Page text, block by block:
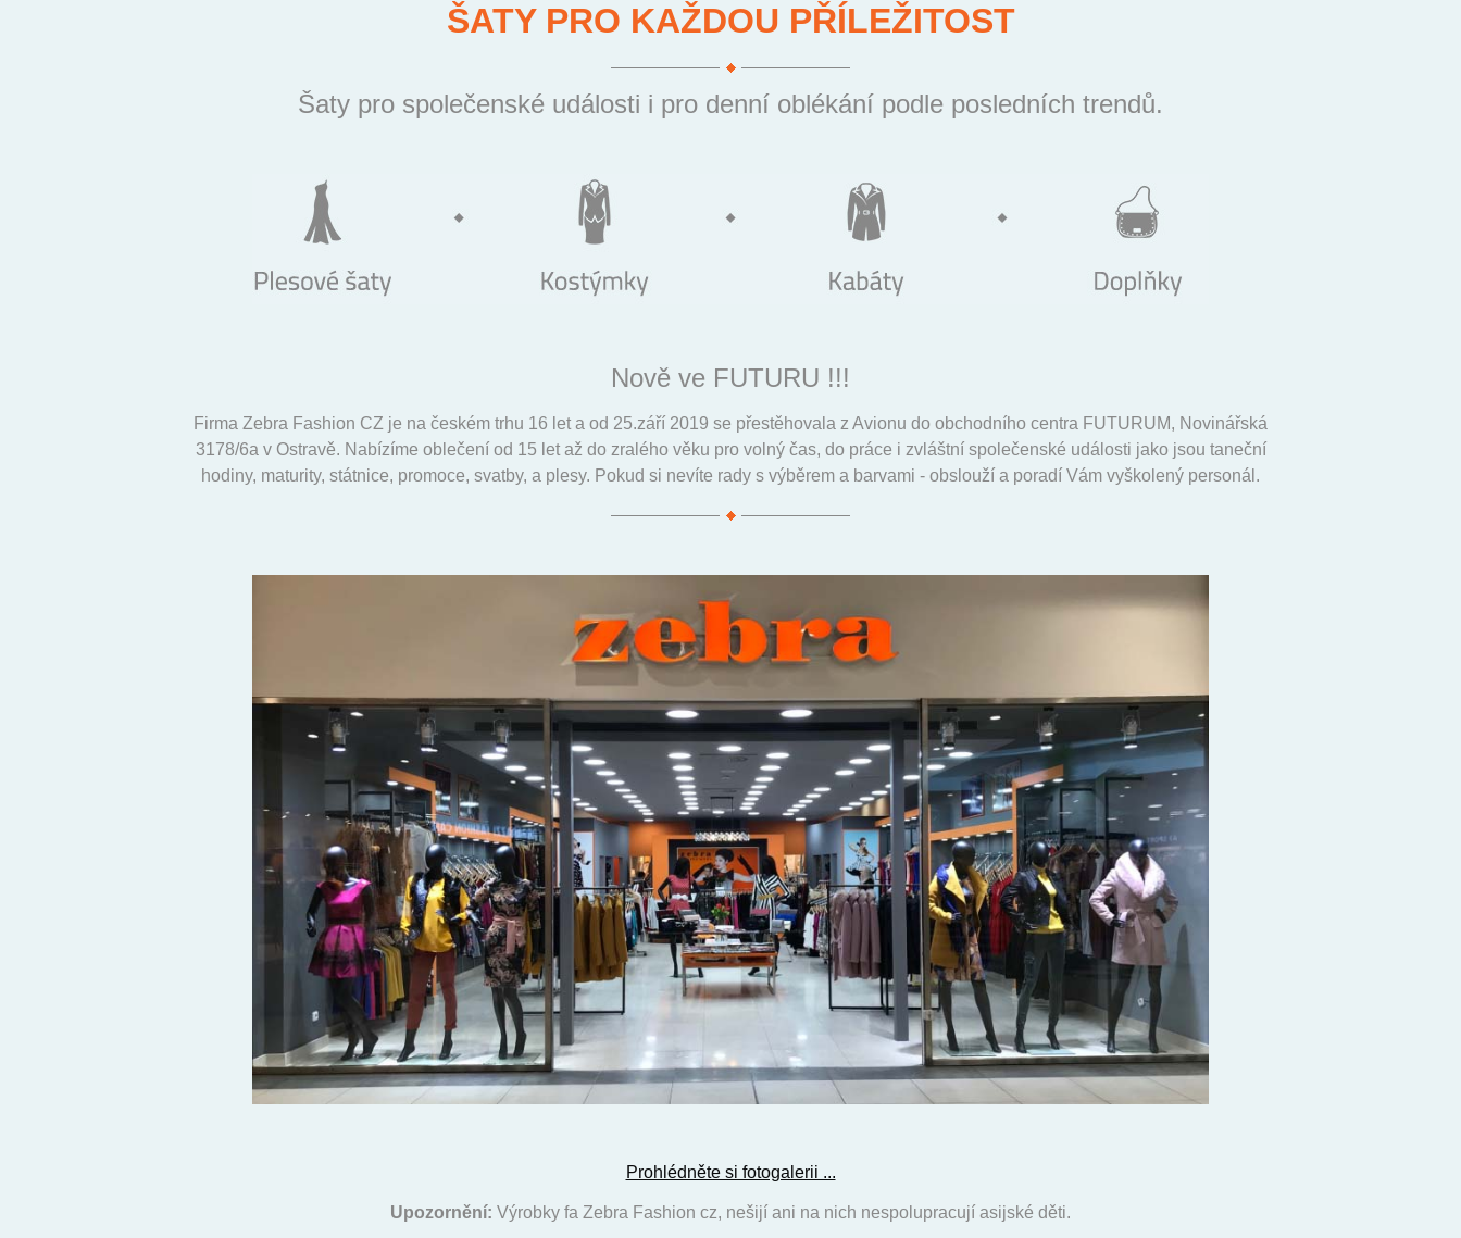
ŠATY PRO KAŽDOU PŘÍLEŽITOST
Šaty pro společenské události i pro denní oblékání podle posledních trendů.
Nově ve FUTURU !!!
Firma Zebra Fashion CZ je na českém trhu 16 let a od 25.září 2019 se přestěhovala z Avionu do obchodního centra FUTURUM, Novinářská
3178/6a v Ostravě. Nabízíme oblečení od 15 let až do zralého věku pro volný čas, do práce i zvláštní společenské události jako jsou taneční
hodiny, maturity, státnice, promoce, svatby, a plesy. Pokud si nevíte rady s výběrem a barvami - obslouží a poradí Vám vyškolený personál.
Prohlédněte si fotogalerii ...
Upozornění: Výrobky fa Zebra Fashion cz, nešijí ani na nich nespolupracují asijské děti.